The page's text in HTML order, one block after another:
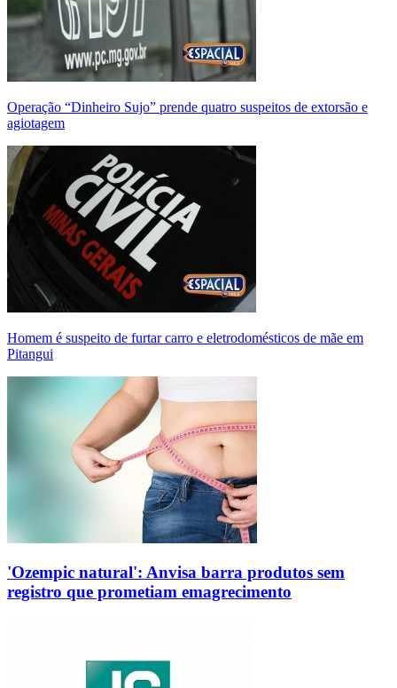
Operação “Dinheiro Sujo” prende quatro suspeitos de extorsão e
agiotagem
Homem é suspeito de furtar carro e eletrodomésticos de mãe em
Pitangui
'Ozempic natural': Anvisa barra produtos sem
registro que prometiam emagrecimento